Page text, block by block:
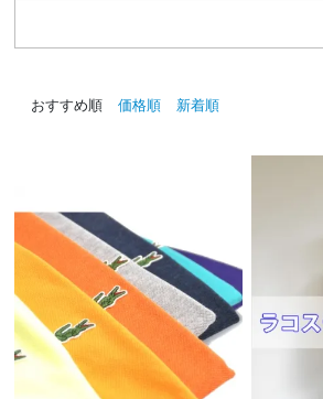
おすすめ順 価格順 新着順